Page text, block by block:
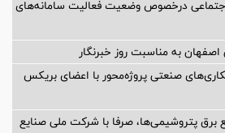
اجتماعی درخصوص وضعیت فعالیت سامانه‌های
به مناسبت روز خبرنگار
صنعتی پروژه‌محور با اعضای بریکس
برق پتروشیمی‌ها، صرفا با شرکت ملی صنایع